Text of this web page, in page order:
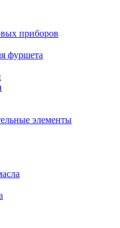
приборов
фуршета
элементы